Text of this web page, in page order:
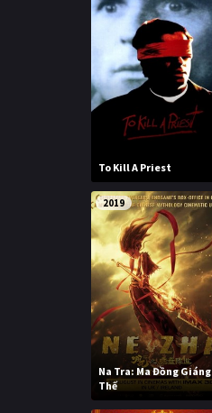
To Kill A Priest
2019
Na Tra: Ma Đồng Giáng
Thế